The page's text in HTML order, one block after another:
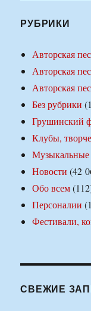
РУБРИКИ
Авторская
Авторская
Авторская
Без рубрики
Грушинский
Клубы,
Новости (42
Обо всем
Персоналии
Фестивали,
СВЕЖИЕ